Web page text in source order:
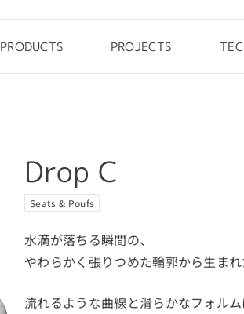
PRODUCTS
Rock elements
Cliffy
PROJECTS
Drop C
Seats & Poufs
水滴が落ちる瞬間の、
やわらかく張りつめた輪郭から生まれ
流れるような曲線と滑らかなフォル